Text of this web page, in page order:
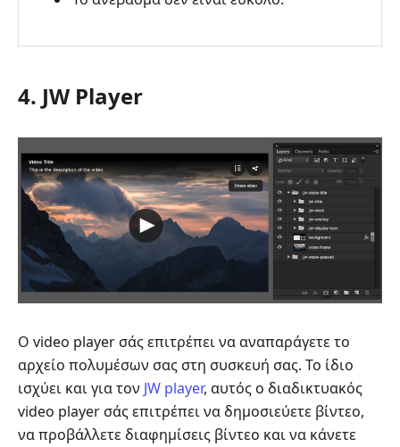
4. JW Player
Ο video player σάς επιτρέπει να αναπαράγετε το
αρχείο πολυμέσων σας στη συσκευή σας. Το ίδιο
ισχύει και για τον JW player, αυτός ο διαδικτυακός
video player σάς επιτρέπει να δημοσιεύετε βίντεο,
να προβάλλετε διαφημίσεις βίντεο και να κάνετε